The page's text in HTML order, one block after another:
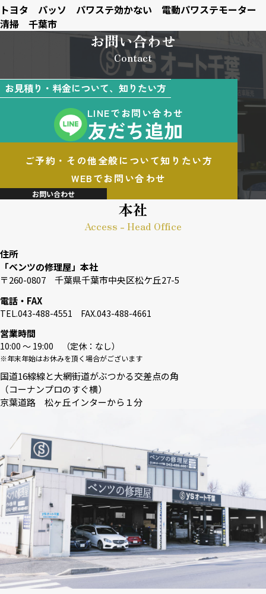
トヨタ パッソ パワステ効かない 電動パワステモーター
清掃 千葉市
お問い合わせ
Contact
お見積り・料金について、知りたい方
LINEでお問い合わせ
友だち追加
ご予約・その他全般について知りたい方
WEBでお問い合わせ
お問い合わせ
本社
Access - Head Office
住所
「ベンツの修理屋」本社
〒260-0807 千葉県千葉市中央区松ケ丘27-5
電話・FAX
TEL.043-488-4551 FAX.043-488-4661
営業時間
10:00 〜 19:00 （定休：なし）
※年末年始はお休みを頂く場合がございます
国道16線線と大網街道がぶつかる交差点の角
（コーナンプロのすぐ横）
京葉道路 松ヶ丘インターから１分